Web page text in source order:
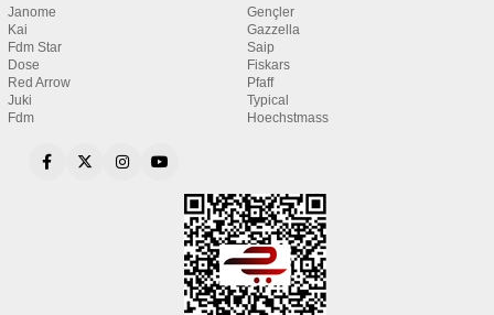
Janome
Kai
Fdm Star
Dose
Red Arrow
Juki
Fdm
Gençler
Gazzella
Saip
Fiskars
Pfaff
Typical
Hoechstmass